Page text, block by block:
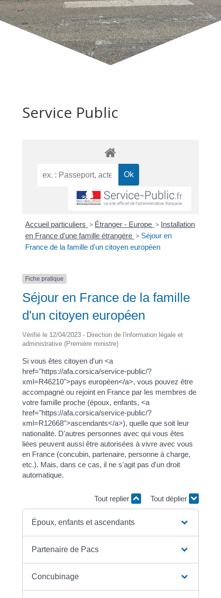
Service Public
Accueil particuliers > Étranger - Europe > Installation
en France d'une famille étrangère > Séjour en
France de la famille d'un citoyen européen
Fiche pratique
Séjour en France de la famille
d'un citoyen européen
Vérifié le 12/04/2023 - Direction de l'information légale et
administrative (Première ministre)
Si vous êtes citoyen d'un <a
href="https://afa.corsica/service-public/?
xml=R46210">pays européen</a>, vous pouvez être
accompagné ou rejoint en France par les membres de
votre famille proche (époux, enfants, <a
href="https://afa.corsica/service-public/?
xml=R12668">ascendants</a>), quelle que soit leur
nationalité. D'autres personnes avec qui vous êtes
liées peuvent aussi être autorisées à vivre avec vous
en France (concubin, partenaire, personne à charge,
etc.). Mais, dans ce cas, il ne s'agit pas d'un droit
automatique.
Tout replier Tout déplier
Époux, enfants et ascendants
Partenaire de Pacs
Concubinage